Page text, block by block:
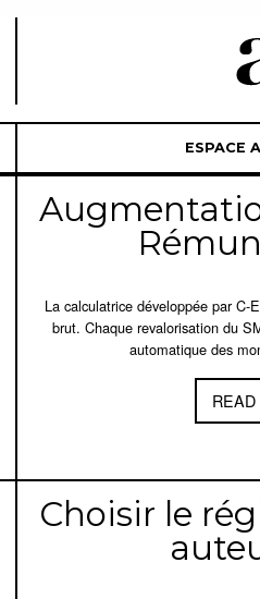
ESPACE
La calculatrice développée par
brut. Chaque revalorisation du
automatique des
Choisir le